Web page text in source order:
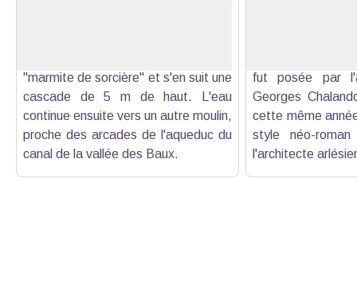
"marmite de sorcière" et s'en suit une
cascade de 5 m de haut. L'eau
continue ensuite vers un autre moulin,
proche des arcades de l'aqueduc du
canal de la vallée des Baux.
fut posée par
Georges
cette même
style néo-
l'architecte